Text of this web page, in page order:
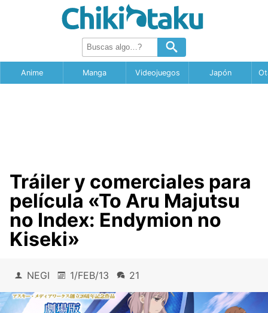
Anime Manga Videojuegos Japón
Tráiler y comerciales para
película «To Aru Majutsu
no Index: Endymion no
Kiseki»
NEGI 1/FEB/13 21